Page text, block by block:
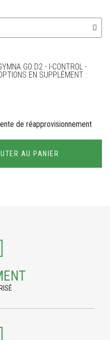
GO D2 - I-CONTROL -
EN SUPPLÉMENT :
de réapprovisionnement
AU PANIER